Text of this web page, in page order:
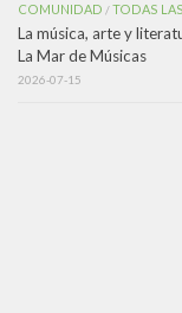
COMUNIDAD /TODAS
La música, arte y
La Mar de Músicas
2026-07-15